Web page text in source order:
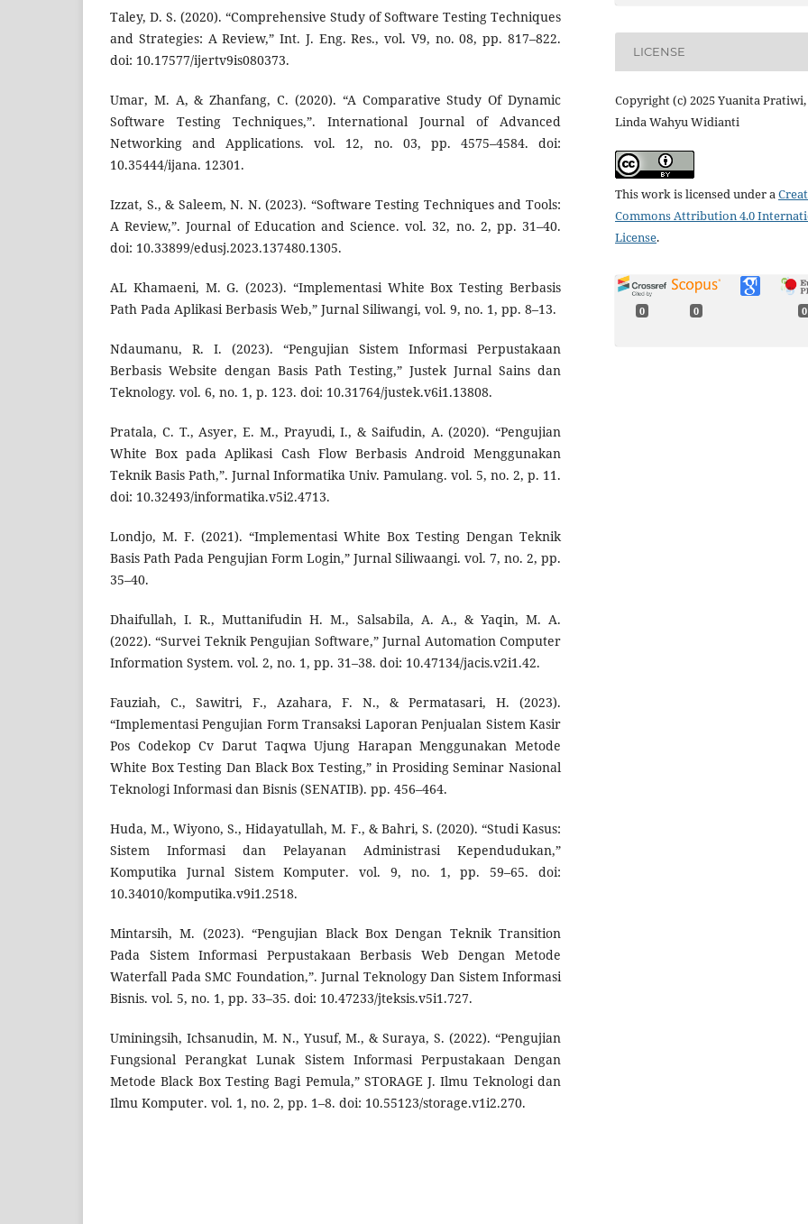
Taley, D. S. (2020). “Comprehensive Study of Software Testing Techniques
and Strategies: A Review,” Int. J. Eng. Res., vol. V9, no. 08, pp. 817–822.
doi: 10.17577/ijertv9is080373.
Umar, M. A, & Zhanfang, C. (2020). “A Comparative Study Of Dynamic
Software Testing Techniques,”. International Journal of Advanced
Networking and Applications. vol. 12, no. 03, pp. 4575–4584. doi:
10.35444/ijana. 12301.
Izzat, S., & Saleem, N. N. (2023). “Software Testing Techniques and Tools:
A Review,”. Journal of Education and Science. vol. 32, no. 2, pp. 31–40.
doi: 10.33899/edusj.2023.137480.1305.
AL Khamaeni, M. G. (2023). “Implementasi White Box Testing Berbasis
Path Pada Aplikasi Berbasis Web,” Jurnal Siliwangi, vol. 9, no. 1, pp. 8–13.
Ndaumanu, R. I. (2023). “Pengujian Sistem Informasi Perpustakaan
Berbasis Website dengan Basis Path Testing,” Justek Jurnal Sains dan
Teknology. vol. 6, no. 1, p. 123. doi: 10.31764/justek.v6i1.13808.
Pratala, C. T., Asyer, E. M., Prayudi, I., & Saifudin, A. (2020). “Pengujian
White Box pada Aplikasi Cash Flow Berbasis Android Menggunakan
Teknik Basis Path,”. Jurnal Informatika Univ. Pamulang. vol. 5, no. 2, p. 11.
doi: 10.32493/informatika.v5i2.4713.
Londjo, M. F. (2021). “Implementasi White Box Testing Dengan Teknik
Basis Path Pada Pengujian Form Login,” Jurnal Siliwaangi. vol. 7, no. 2, pp.
35–40.
Dhaifullah, I. R., Muttanifudin H. M., Salsabila, A. A., & Yaqin, M. A.
(2022). “Survei Teknik Pengujian Software,” Jurnal Automation Computer
Information System. vol. 2, no. 1, pp. 31–38. doi: 10.47134/jacis.v2i1.42.
Fauziah, C., Sawitri, F., Azahara, F. N., & Permatasari, H. (2023).
“Implementasi Pengujian Form Transaksi Laporan Penjualan Sistem Kasir
Pos Codekop Cv Darut Taqwa Ujung Harapan Menggunakan Metode
White Box Testing Dan Black Box Testing,” in Prosiding Seminar Nasional
Teknologi Informasi dan Bisnis (SENATIB). pp. 456–464.
Huda, M., Wiyono, S., Hidayatullah, M. F., & Bahri, S. (2020). “Studi Kasus:
Sistem Informasi dan Pelayanan Administrasi Kependudukan,”
Komputika Jurnal Sistem Komputer. vol. 9, no. 1, pp. 59–65. doi:
10.34010/komputika.v9i1.2518.
Mintarsih, M. (2023). “Pengujian Black Box Dengan Teknik Transition
Pada Sistem Informasi Perpustakaan Berbasis Web Dengan Metode
Waterfall Pada SMC Foundation,”. Jurnal Teknology Dan Sistem Informasi
Bisnis. vol. 5, no. 1, pp. 33–35. doi: 10.47233/jteksis.v5i1.727.
Uminingsih, Ichsanudin, M. N., Yusuf, M., & Suraya, S. (2022). “Pengujian
Fungsional Perangkat Lunak Sistem Informasi Perpustakaan Dengan
Metode Black Box Testing Bagi Pemula,” STORAGE J. Ilmu Teknologi dan
Ilmu Komputer. vol. 1, no. 2, pp. 1–8. doi: 10.55123/storage.v1i2.270.
LICENSE
Copyright (c) 2025 Yuanita Pratiwi,
Linda Wahyu Widianti
This work is licensed under a
Commons Attribution 4.0
License.
0 0 0